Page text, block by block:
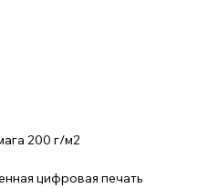
200 г/м2
цифровая печать